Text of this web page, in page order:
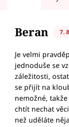
Beran 7.
Je velmi
jednoduše se
záležitosti,
se přijít na
nemožné,
chtít nechat
než uděláte